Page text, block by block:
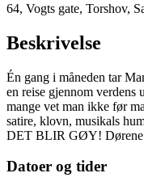
64, Vogts gate, Torshov,
Beskrivelse
Én gang i måneden tar
en reise gjennom
mange vet man ikke før
satire, klovn, musikals
DET BLIR GØY! Dørene
Datoer og tider